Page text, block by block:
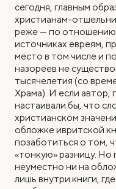
сегодня, главным
христианам-
реже — по отношению
источниках евреям,
место в том числе и
назореев не
тысячелетия (со
Храма). И если автор,
настаивали бы, что
христианском
обложке ивритской
позаботиться о том,
«тонкую» разницу.
неуместно ни на
лишь внутри книги,